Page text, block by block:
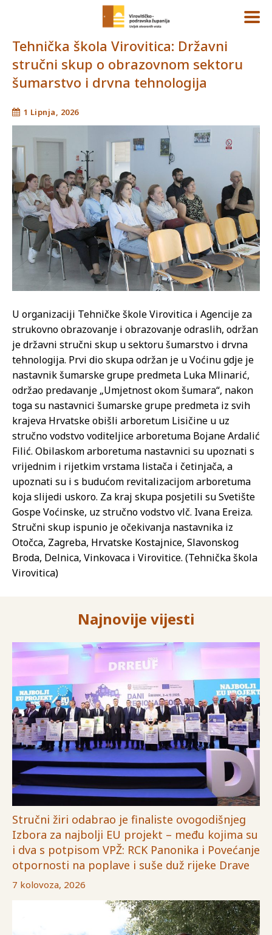
Tehnička škola Virovitica: Državni
stručni skup o obrazovnom sektoru
šumarstvo i drvna tehnologija
1 Lipnja, 2026
U organizaciji Tehničke škole Virovitica i Agencije za
strukovno obrazovanje i obrazovanje odraslih, održan
je državni stručni skup u sektoru šumarstvo i drvna
tehnologija. Prvi dio skupa održan je u Voćinu gdje je
nastavnik šumarske grupe predmeta Luka Mlinarić,
održao predavanje „Umjetnost okom šumara“, nakon
toga su nastavnici šumarske grupe predmeta iz svih
krajeva Hrvatske obišli arboretum Lisičine u uz
stručno vodstvo voditeljice arboretuma Bojane Ardalić
Filić. Obilaskom arboretuma nastavnici su upoznati s
vrijednim i rijetkim vrstama listača i četinjača, a
upoznati su i s budućom revitalizacijom arboretuma
koja slijedi uskoro. Za kraj skupa posjetili su Svetište
Gospe Voćinske, uz stručno vodstvo vlč. Ivana Ereiza.
Stručni skup ispunio je očekivanja nastavnika iz
Otočca, Zagreba, Hrvatske Kostajnice, Slavonskog
Broda, Delnica, Vinkovaca i Virovitice. (Tehnička škola
Virovitica)
Najnovije vijesti
Stručni žiri odabrao je finaliste ovogodišnjeg
Izbora za najbolji EU projekt – među kojima su
i dva s potpisom VPŽ: RCK Panonika i Povećanje
otpornosti na poplave i suše duž rijeke Drave
7 kolovoza, 2026